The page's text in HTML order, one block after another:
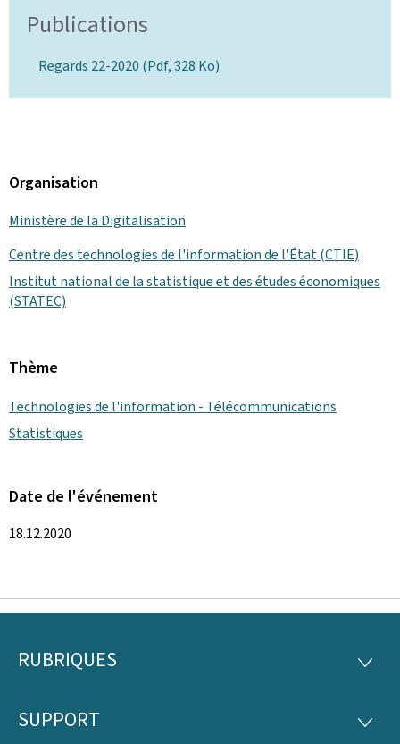
Publications
Regards 22-2020 (Pdf, 328 Ko)
Organisation
Ministère de la Digitalisation
Centre des technologies de l'information de l'État (CTIE)
Institut national de la statistique et des études économiques
(STATEC)
Thème
Technologies de l'information - Télécommunications
Statistiques
Date de l'événement
18.12.2020
Pied
page
RUBRIQUES
SUPPORT